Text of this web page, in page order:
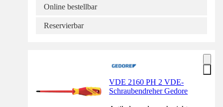
Online bestellbar
Reservierbar
VDE 2160 PH 2 VDE-
Schraubendreher Gedore